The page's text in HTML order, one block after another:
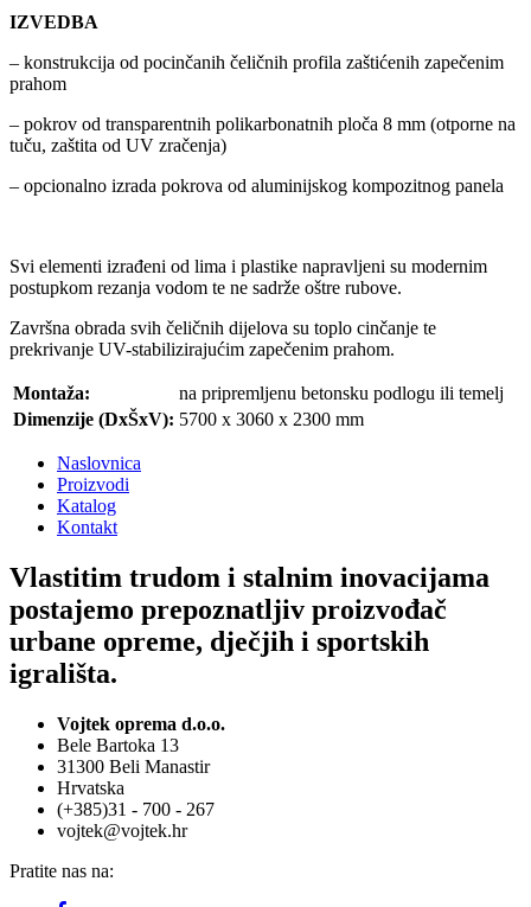
IZVEDBA
– konstrukcija od pocinčanih čeličnih profila zaštićenih zapečenim
prahom
– pokrov od transparentnih polikarbonatnih ploča 8 mm (otporne na
tuču, zaštita od UV zračenja)
– opcionalno izrada pokrova od aluminijskog kompozitnog panela
Svi elementi izrađeni od lima i plastike napravljeni su modernim
postupkom rezanja vodom te ne sadrže oštre rubove.
Završna obrada svih čeličnih dijelova su toplo cinčanje te
prekrivanje UV-stabilizirajućim zapečenim prahom.
Montaža:
na pripremljenu betonsku podlogu ili temelj
Dimenzije (DxŠxV): 5700 x 3060 x 2300 mm
Naslovnica
Proizvodi
Katalog
Kontakt
Vlastitim trudom i stalnim inovacijama
postajemo prepoznatljiv proizvođač
urbane opreme, dječjih i sportskih
igrališta.
Vojtek oprema d.o.o.
Bele Bartoka 13
31300 Beli Manastir
Hrvatska
(+385)31 - 700 - 267
vojtek@vojtek.hr
Pratite nas na: